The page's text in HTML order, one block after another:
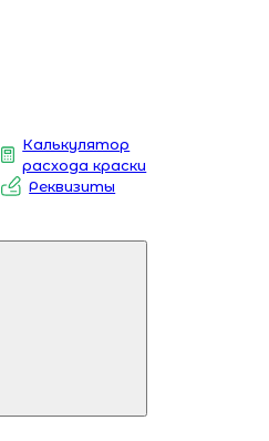
Калькулятор
расхода краски
Реквизиты